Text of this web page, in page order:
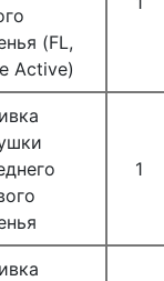
(FL,
Active)
1